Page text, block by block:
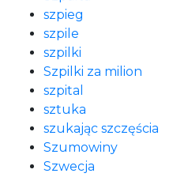
szpieg
szpile
szpilki
Szpilki za milion
szpital
sztuka
szukając szczęścia
Szumowiny
Szwecja